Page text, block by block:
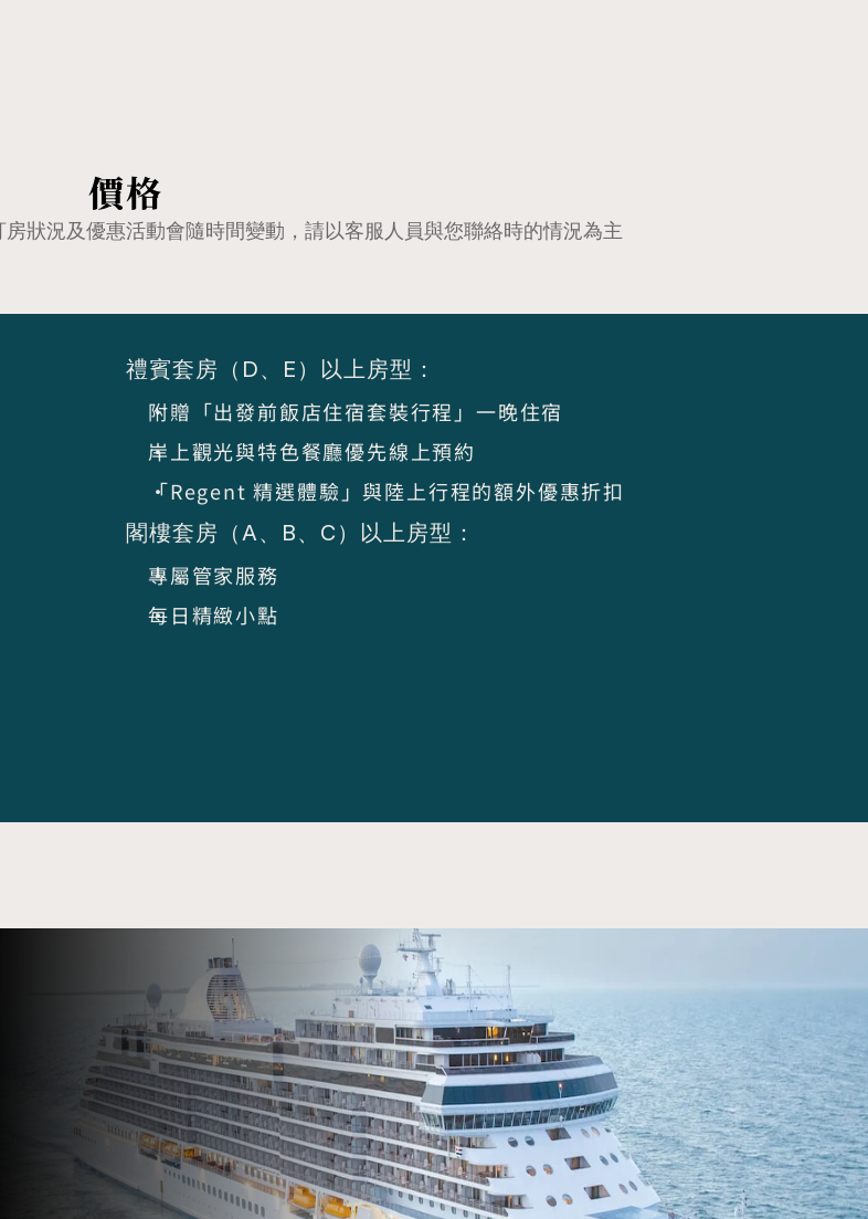
價格
狀況及優惠活動會隨時間變動，請以客服人員與您聯絡時的情況為主
禮賓套房（D、E）以上房型：
附贈「出發前飯店住宿套裝行程」一晚住宿
岸上觀光與特色餐廳優先線上預約
「Regent 精選體驗」與陸上行程的額外優惠折扣
閣樓套房（A、B、C）以上房型：
專屬管家服務
每日精緻小點